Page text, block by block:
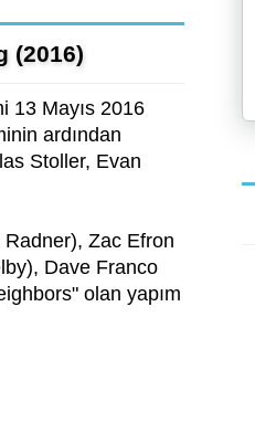
(2016)
13 Mayıs 2016
ardından
Stoller, Evan
Radner), Zac Efron
Dave Franco
olan yapım